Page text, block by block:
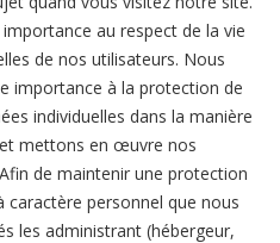
au respect de la vie
de nos utilisateurs. Nous
importance à la protection de
individuelles dans la manière
mettons en œuvre nos
de maintenir une protection
personnel que nous
les administrant (hébergeur,